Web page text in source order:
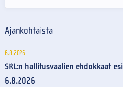
Ajankohtaista
6.8.2026
SRL:n hallitusvaalien ehdokkaat
6.8.2026